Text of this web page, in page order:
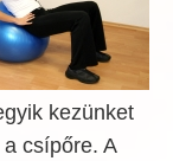
kezünket
csípőre. A